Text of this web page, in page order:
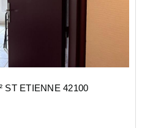
ST ETIENNE 42100